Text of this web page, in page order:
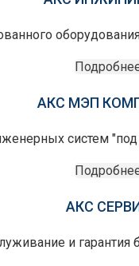
АКС МЭП
систем
АКС
и